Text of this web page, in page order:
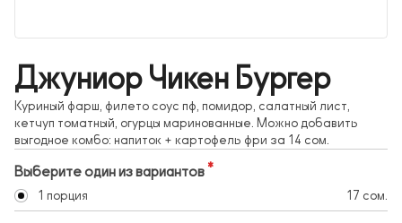
Джуниор Чикен Бургер
Куриный фарш, филето соус пф, помидор, салатный лист,
кетчуп томатный, огурцы маринованные. Можно добавить
выгодное комбо: напиток + картофель фри за 14 сом.
Выберите один из вариантов
1 порция 17 сом.